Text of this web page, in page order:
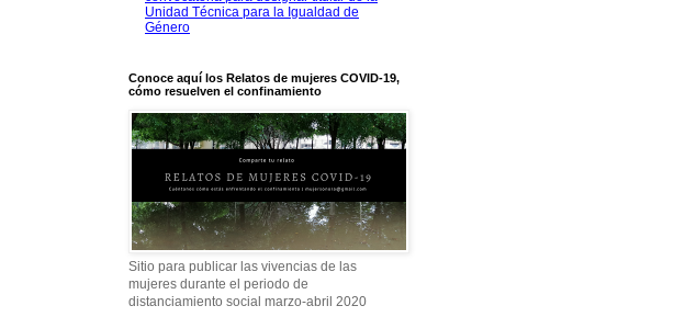
Unidad Técnica para la Igualdad de
Género
Conoce aquí los Relatos de mujeres COVID-19,
cómo resuelven el confinamiento
Sitio para publicar las vivencias de las
mujeres durante el periodo de
distanciamiento social marzo-abril 2020